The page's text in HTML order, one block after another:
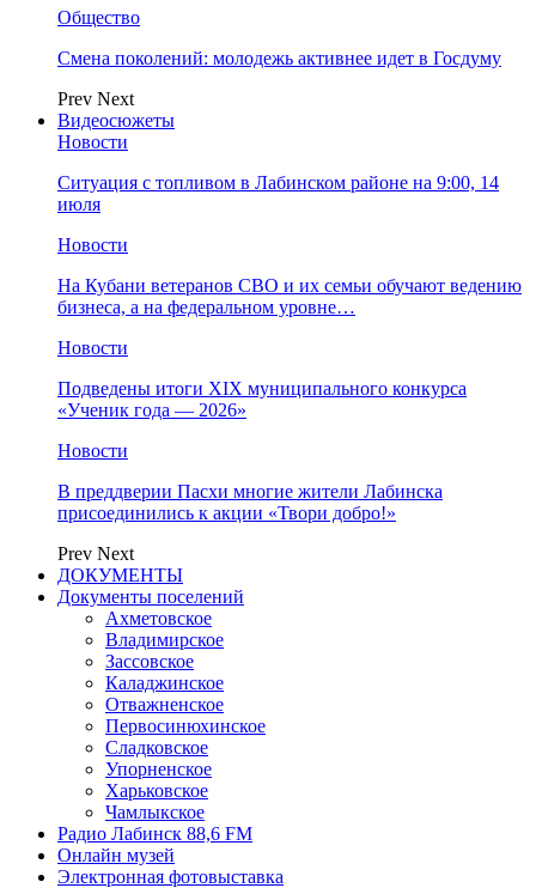
Общество
Смена поколений: молодежь активнее идет в Госдуму
Prev Next
Видеосюжеты
Новости
Ситуация с топливом в Лабинском районе на 9:00, 14
июля
Новости
На Кубани ветеранов СВО и их семьи обучают ведению
бизнеса, а на федеральном уровне…
Новости
Подведены итоги XIX муниципального конкурса
«Ученик года — 2026»
Новости
В преддверии Пасхи многие жители Лабинска
присоединились к акции «Твори добро!»
Prev Next
ДОКУМЕНТЫ
Документы поселений
Ахметовское
Владимирское
Зассовское
Каладжинское
Отважненское
Первосинюхинское
Сладковское
Упорненское
Харьковское
Чамлыкское
Радио Лабинск 88,6 FM
Онлайн музей
Электронная фотовыставка